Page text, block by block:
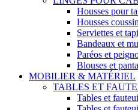
Housses pour
Housses
Serviettes et
Bandeaux et
Paréos et
Blouses et
MOBILIER & MATÉRIEL
TABLES ET
Tables et